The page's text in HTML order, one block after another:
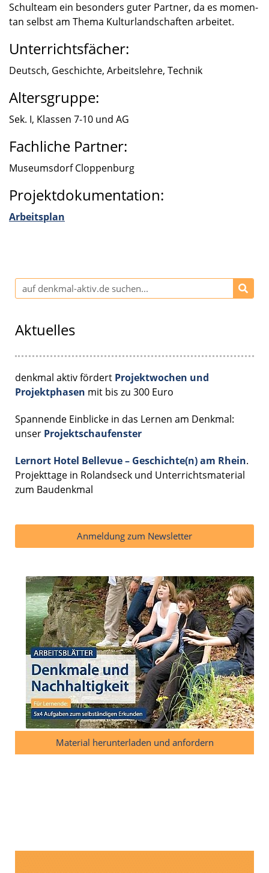
Schul­team ein beson­ders guter Partner, da es momen­
tan selbst am Thema Kultur­land­schaf­ten arbei­tet.
Unterrichtsfächer:
Deutsch, Geschichte, Arbeits­lehre, Technik
Altersgruppe:
Sek. I, Klassen 7-10 und AG
Fachliche Partner:
Museums­dorf Cloppen­burg
Projektdokumentation:
Arbeits­plan
Aktuelles
denkmal aktiv fördert Projektwochen und
Projektphasen mit bis zu 300 Euro
Spannende Einblicke in das Lernen am Denkmal:
unser Projektschaufenster
Lernort Hotel Bellevue – Geschichte(n) am Rhein.
Projekttage in Rolandseck und Unterrichtsmaterial
zum Baudenkmal
Anmeldung zum Newsletter
Material herunterladen und anfordern